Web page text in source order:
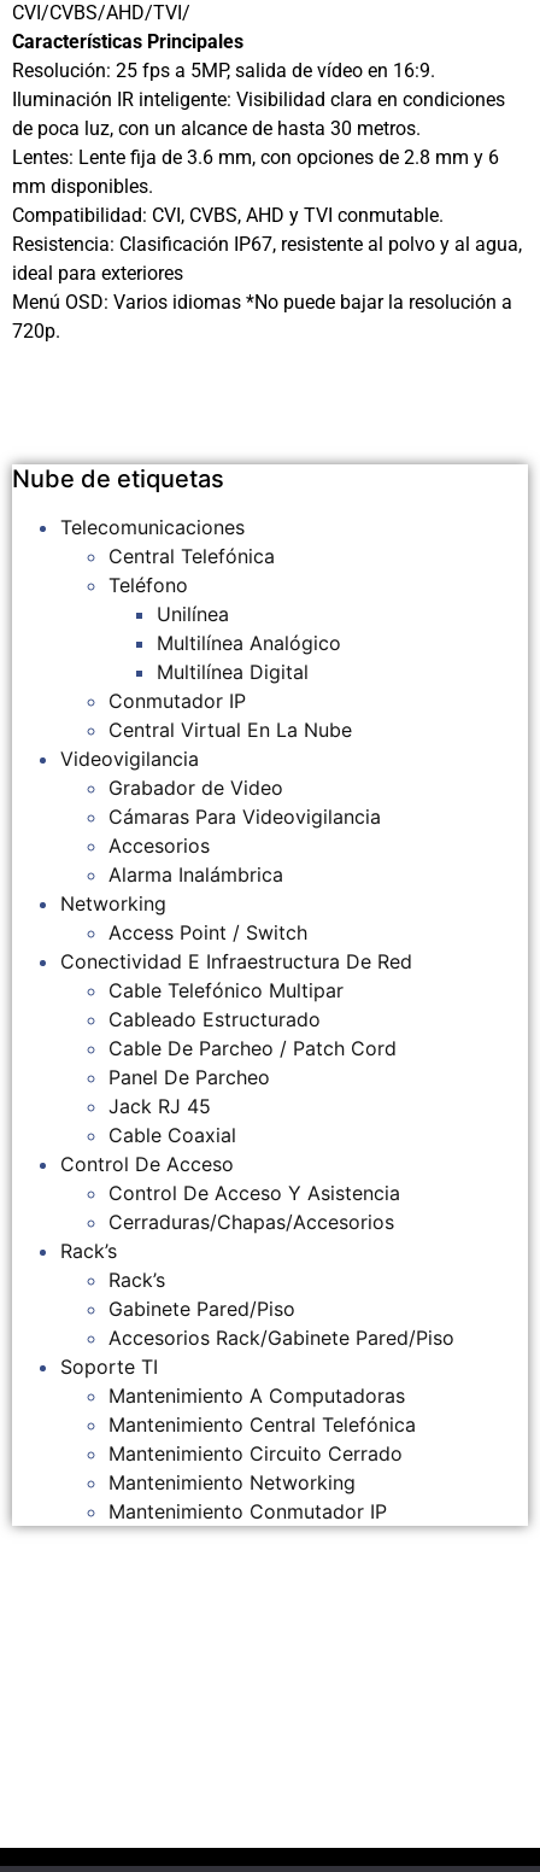
CVI/CVBS/AHD/TVI/
Características Principales
Resolución: 25 fps a 5MP, salida de vídeo en 16:9.
Iluminación IR inteligente: Visibilidad clara en condiciones
de poca luz, con un alcance de hasta 30 metros.
Lentes: Lente fija de 3.6 mm, con opciones de 2.8 mm y 6
mm disponibles.
Compatibilidad: CVI, CVBS, AHD y TVI conmutable.
Resistencia: Clasificación IP67, resistente al polvo y al agua,
ideal para exteriores
Menú OSD: Varios idiomas *No puede bajar la resolución a
720p.
Nube de etiquetas
Telecomunicaciones
Central Telefónica
Teléfono
Unilínea
Multilínea Analógico
Multilínea Digital
Conmutador IP
Central Virtual En La Nube
Videovigilancia
Grabador de Video
Cámaras Para Videovigilancia
Accesorios
Alarma Inalámbrica
Networking
Access Point / Switch
Conectividad E Infraestructura De Red
Cable Telefónico Multipar
Cableado Estructurado
Cable De Parcheo / Patch Cord
Panel De Parcheo
Jack RJ 45
Cable Coaxial
Control De Acceso
Control De Acceso Y Asistencia
Cerraduras/Chapas/Accesorios
Rack’s
Rack’s
Gabinete Pared/Piso
Accesorios Rack/Gabinete Pared/Piso
Soporte TI
Mantenimiento A Computadoras
Mantenimiento Central Telefónica
Mantenimiento Circuito Cerrado
Mantenimiento Networking
Mantenimiento Conmutador IP